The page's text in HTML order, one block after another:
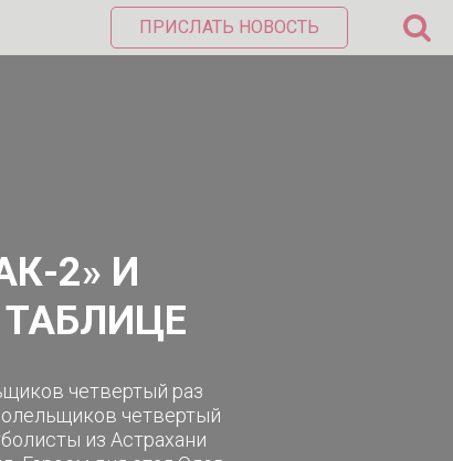
ПРИСЛАТЬ НОВОСТЬ
2» И
четвертый раз
четвертый
из Астрахани